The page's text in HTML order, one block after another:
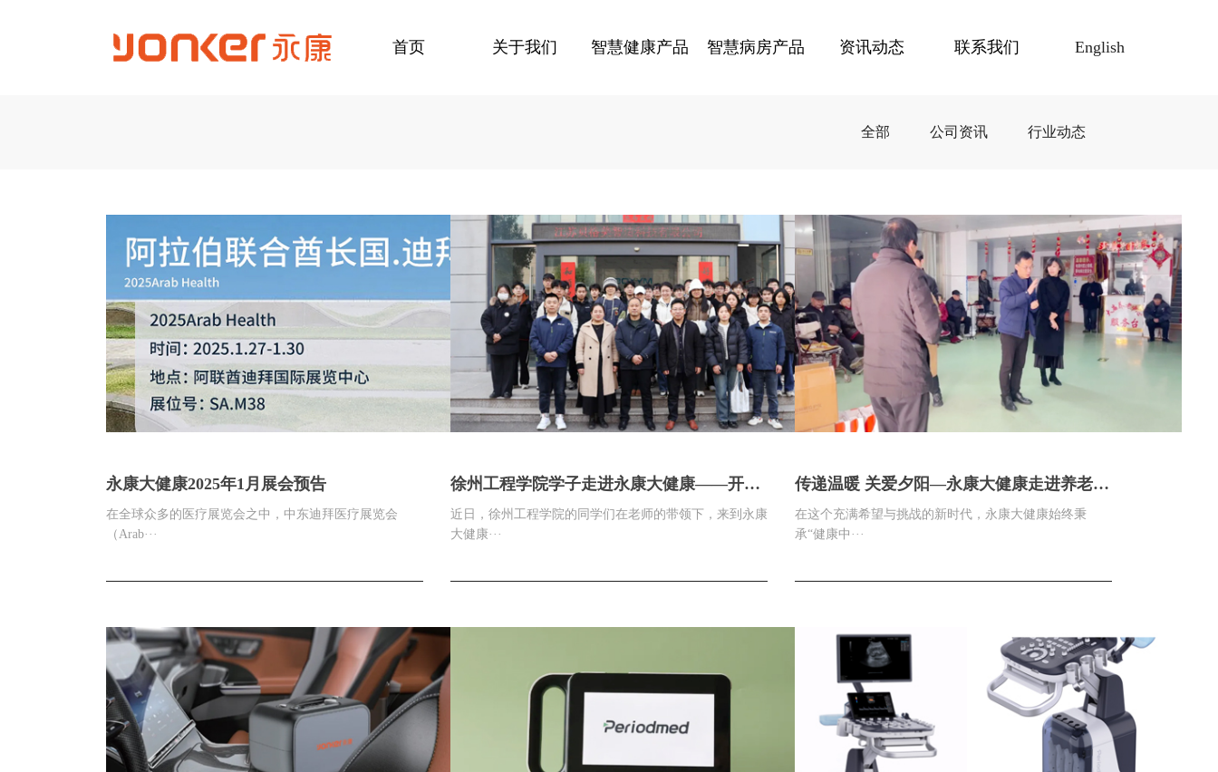
English
首页 关于我们 智慧健康产品 智慧病房产品 资讯动态 联系我们
全部 公司资讯 行业动态
永康大健康2025年1月展会预告
在全球众多的医疗展览会之中，中东迪拜医疗展览会
（Arab···
徐州工程学院学子走进永康大健康——开启
校企合作新篇章
近日，徐州工程学院的同学们在老师的带领下，来到永康
大健康···
传递温暖 关爱夕阳—永康大健康走进养老院
开展爱心公益活动
在这个充满希望与挑战的新时代，永康大健康始终秉
承“健康中···